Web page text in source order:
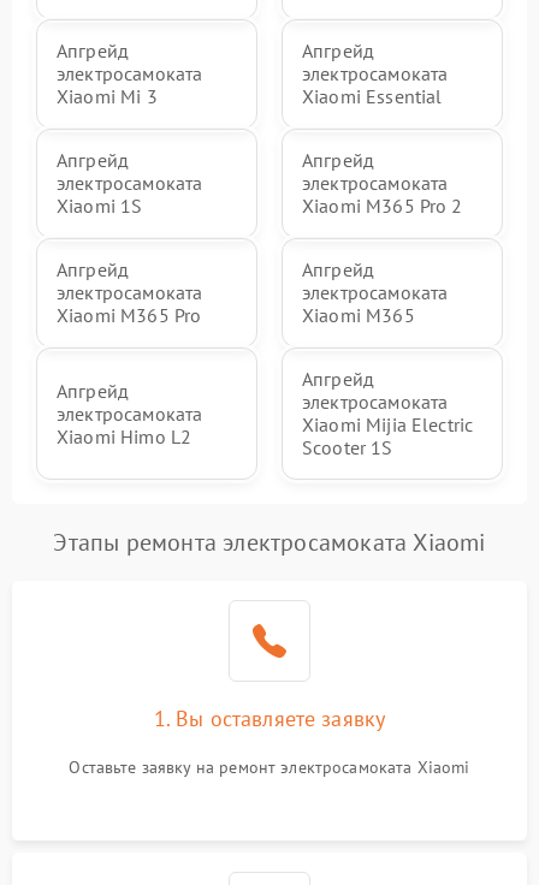
Апгрейд
электросамоката
Xiaomi Mi 3
Апгрейд
электросамоката
Xiaomi Essential
Апгрейд
электросамоката
Xiaomi 1S
Апгрейд
электросамоката
Xiaomi M365 Pro 2
Апгрейд
электросамоката
Xiaomi M365 Pro
Апгрейд
электросамоката
Xiaomi M365
Апгрейд
электросамоката
Xiaomi Himo L2
Апгрейд
электросамоката
Xiaomi Mijia Electric
Scooter 1S
Этапы ремонта электросамоката Xiaomi
1. Вы оставляете заявку
Оставьте заявку на ремонт электросамоката Xiaomi